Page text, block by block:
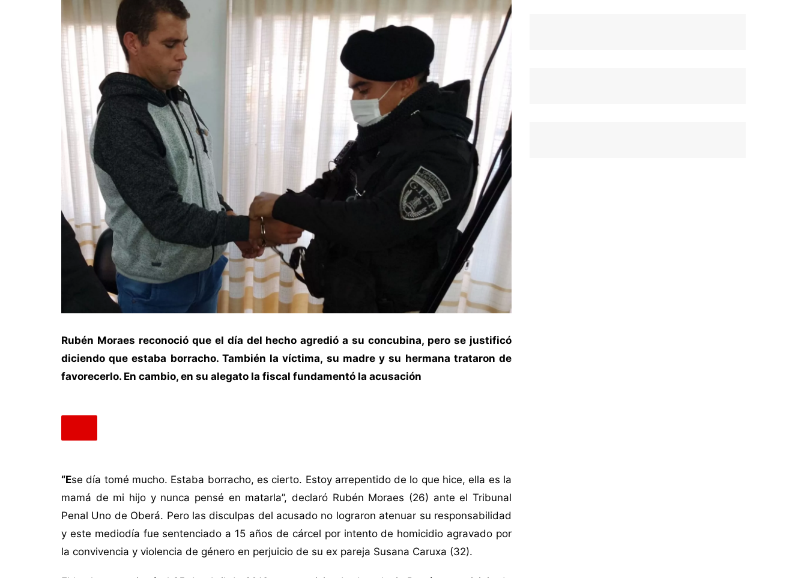
Rubén Moraes reconoció que el día del hecho agredió a su concubina, pero se justificó
diciendo que estaba borracho. También la víctima, su madre y su hermana trataron de
favorecerlo. En cambio, en su alegato la fiscal fundamentó la acusación
“Ese día tomé mucho. Estaba borracho, es cierto. Estoy arrepentido de lo que hice, ella es la
mamá de mi hijo y nunca pensé en matarla”, declaró Rubén Moraes (26) ante el Tribunal
Penal Uno de Oberá. Pero las disculpas del acusado no lograron atenuar su responsabilidad
y este mediodía fue sentenciado a 15 años de cárcel por intento de homicidio agravado por
la convivencia y violencia de género en perjuicio de su ex pareja Susana Caruxa (32).